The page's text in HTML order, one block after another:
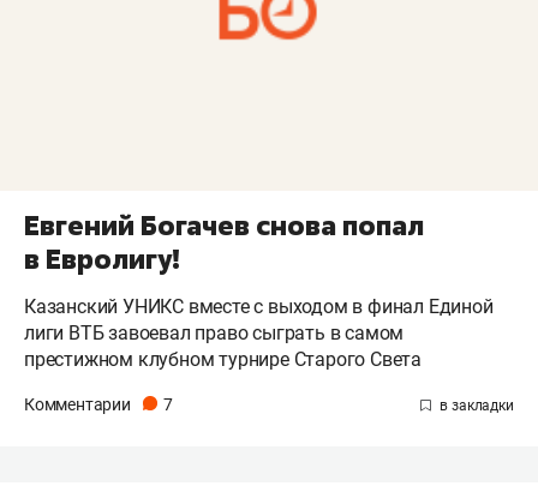
Евгений Богачев снова попал
в Евролигу!
Казанский УНИКС вместе с выходом в финал Единой
лиги ВТБ завоевал право сыграть в самом
престижном клубном турнире Старого Света
Комментарии 7